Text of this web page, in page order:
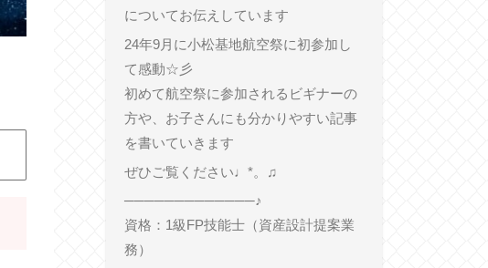
についてお伝えしています
24年9月に小松基地航空祭に初参加し
て感動☆彡
初めて航空祭に参加されるビギナーの
方や、お子さんにも分かりやすい記事
を書いていきます
ぜひご覧ください♩*。♫
─────────────♪
資格：1級FP技能士（資産設計提案業
務）